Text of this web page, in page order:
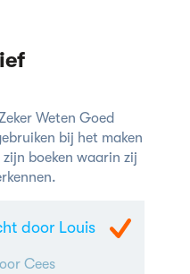
Weten Goed
bij het maken
boeken waarin zij
door Louis
Cees